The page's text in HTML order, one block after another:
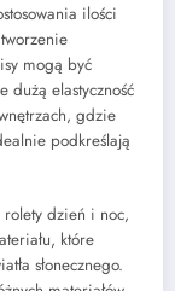
ilości
mogą być
dużą elastyczność
gdzie
podkreślają
rolety dzień i noc,
które
słonecznego.